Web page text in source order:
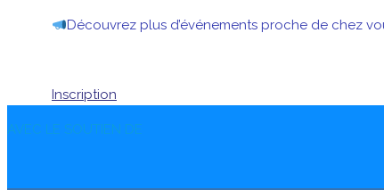
Découvrez plus d’événements proche de chez
Inscription
AVEC LE SOUTIEN DE